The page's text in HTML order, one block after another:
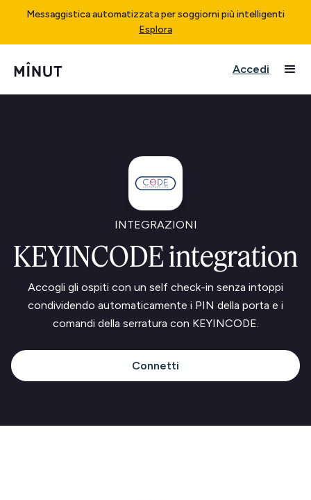
Messaggistica automatizzata per soggiorni più intelligenti
Esplora
Accedi
INTEGRAZIONI
KEYINCODE integration
Accogli gli ospiti con un self check-in senza intoppi
condividendo automaticamente i PIN della porta e i
comandi della serratura con KEYINCODE.
Connetti